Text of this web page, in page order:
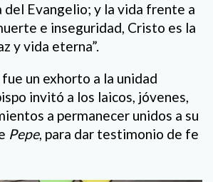
del Evangelio; y la vida frente a
e inseguridad, Cristo es la
y vida eterna”.
un exhorto a la unidad
invitó a los laicos, jóvenes,
a permanecer unidos a su
Pepe, para dar testimonio de fe